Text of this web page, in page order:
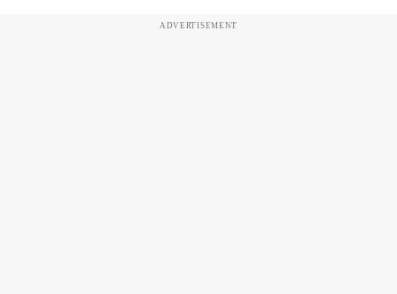
ADVERTISEMENT